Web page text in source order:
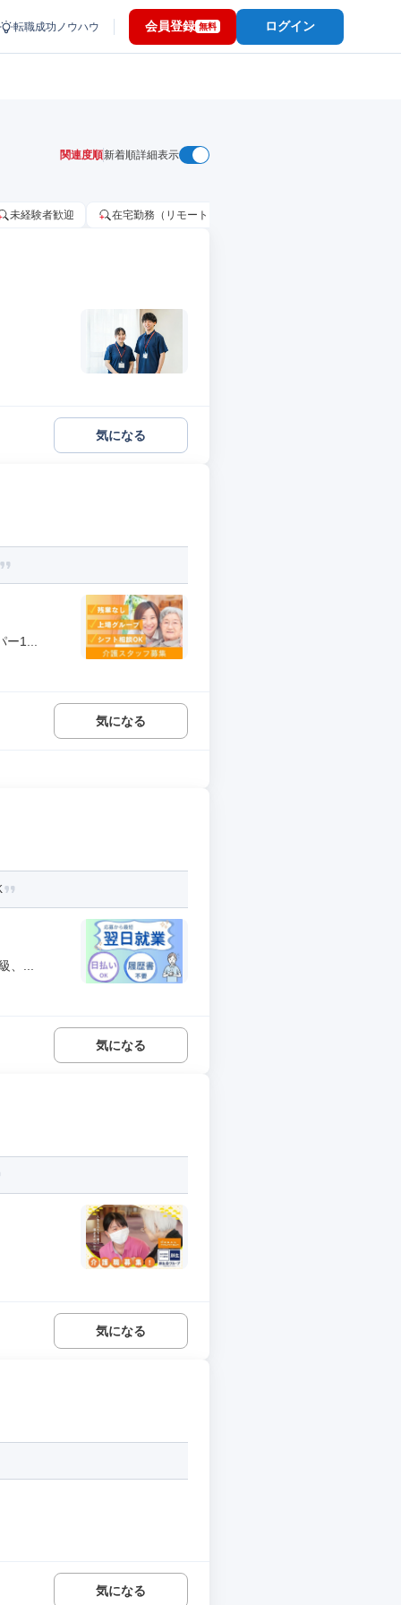
転職成功ノウハウ 会員登録 無料 ログイン
関連度順新着順詳細表示
未経験者歓迎 在宅勤務（リモートワーク）OK
気になる
1...
気になる
、...
気になる
気になる
気になる